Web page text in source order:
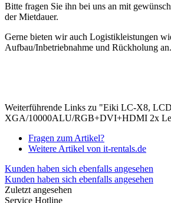
Bitte fragen Sie ihn bei uns an mit
der Mietdauer.
Gerne bieten wir auch Logistikleistungen
Aufbau/Inbetriebnahme und Rückholung an.
Weiterführende Links zu "Eiki LC-X8,
XGA/10000ALU/RGB+DVI+HDMI 2x
Fragen zum Artikel?
Weitere Artikel von it-rentals.de
Kunden haben sich ebenfalls angesehen
Kunden haben sich ebenfalls angesehen
Zuletzt angesehen
Service Hotline